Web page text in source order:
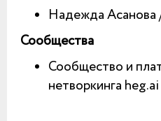
Надежда Асанова
Сообщества
Сообщество и
нетворкинга